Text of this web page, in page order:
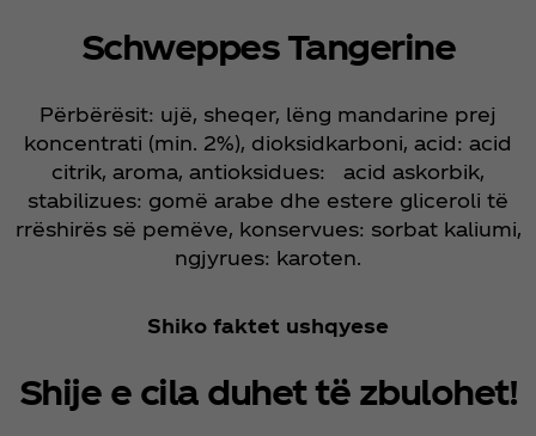
Schweppes Tangerine
Përbërësit: ujë, sheqer, lëng mandarine prej
koncentrati (min. 2%), dioksidkarboni, acid: acid
citrik, aroma, antioksidues: acid askorbik,
stabilizues: gomë arabe dhe estere gliceroli të
rrëshirës së pemëve, konservues: sorbat kaliumi,
ngjyrues: karoten.
Shiko faktet ushqyese
Shije e cila duhet të zbulohet!